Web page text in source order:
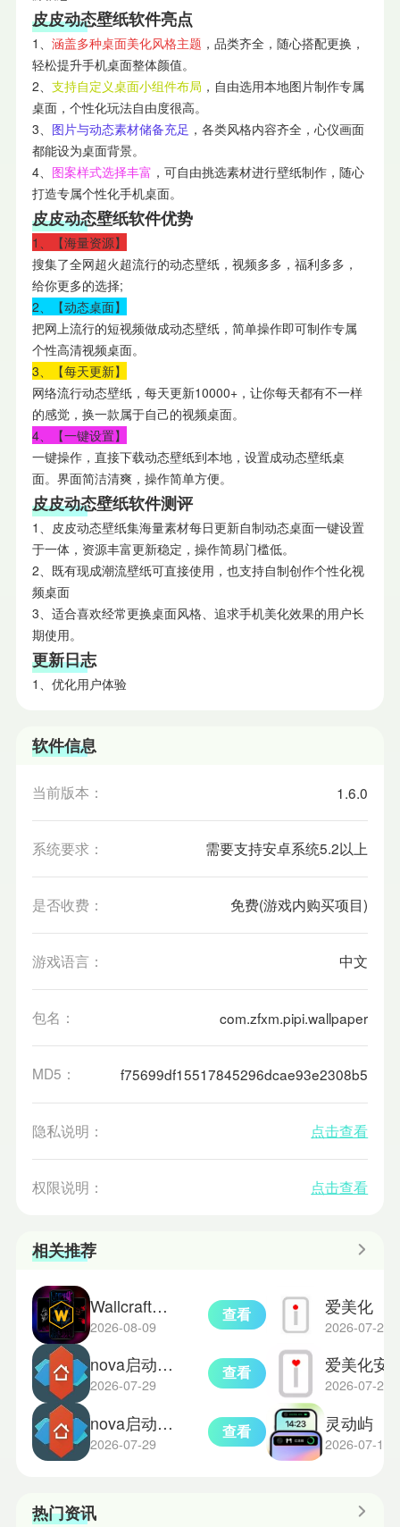
皮皮动态壁纸软件亮点
1、 涵盖多种桌面美化风格主题 ，品类齐全，随心搭配更换，
轻松提升手机桌面整体颜值。
2、 支持自定义桌面小组件布局 ，自由选用本地图片制作专属
桌面，个性化玩法自由度很高。
3、 图片与动态素材储备充足 ，各类风格内容齐全，心仪画面
都能设为桌面背景。
4、 图案样式选择丰富 ，可自由挑选素材进行壁纸制作，随心
打造专属个性化手机桌面。
皮皮动态壁纸软件优势
1、【海量资源】
搜集了全网超火超流行的动态壁纸，视频多多，福利多多，
给你更多的选择;
2、【动态桌面】
把网上流行的短视频做成动态壁纸，简单操作即可制作专属
个性高清视频桌面。
3、【每天更新】
网络流行动态壁纸，每天更新10000+，让你每天都有不一样
的感觉，换一款属于自己的视频桌面。
4、【一键设置】
一键操作，直接下载动态壁纸到本地，设置成动态壁纸桌
面。界面简洁清爽，操作简单方便。
皮皮动态壁纸软件测评
1、皮皮动态壁纸集海量素材每日更新自制动态桌面一键设置
于一体，资源丰富更新稳定，操作简易门槛低。
2、既有现成潮流壁纸可直接使用，也支持自制创作个性化视
频桌面
3、适合喜欢经常更换桌面风格、追求手机美化效果的用户长
期使用。
更新日志
1、优化用户体验
软件信息
当前版本： 1.6.0
系统要求： 需要支持安卓系统5.2以上
是否收费： 免费(游戏内购买项目)
游戏语言： 中文
包名： com.zfxm.pipi.wallpaper
MD5： f75699df15517845296dcae93e2308b5
隐私说明： 点击查看
权限说明： 点击查看
相关推荐
Wallcraft安卓版
2026-08-09
查看
nova启动器老版本
2026-07-29
查看
nova启动器中文版
2026-07-29
查看
爱美化
2026-07-23
2026-07-22
灵动屿
2026-07-17
热门资讯